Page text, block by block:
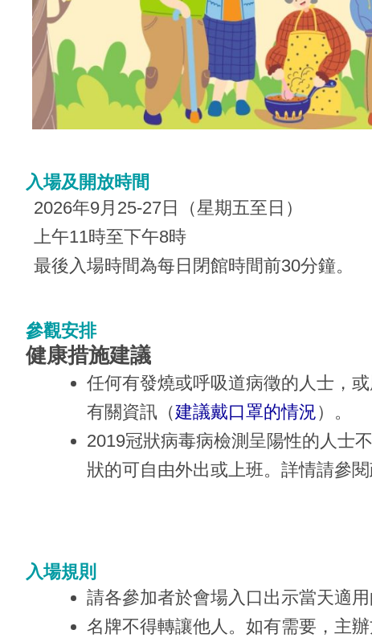
入場及開放時間
2026年9月25-27日（星期五至日）
上午11時至下午8時
最後入場時間為每日閉館時間前30分鐘。
參觀安排
健康措施建議
任何有發燒或呼吸道病徵的人士，
有關資訊（建議戴口罩的情況）。
2019冠狀病毒病檢測呈陽性的人士
狀的可自由外出或上班。詳情請參
入場規則
請各參加者於會場入口出示當天適
名牌不得轉讓他人。如有需要，主